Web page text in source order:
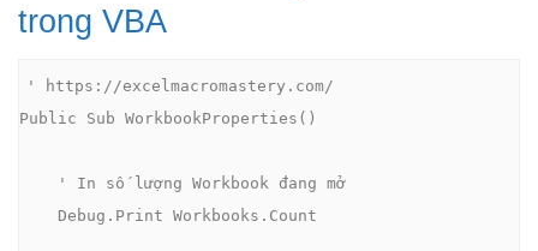
trong VBA
' https://excelmacromastery.com/
Public Sub WorkbookProperties()